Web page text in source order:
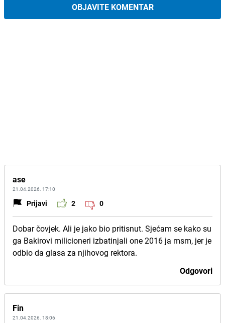
OBJAVITE KOMENTAR
ase
21.04.2026. 17:10
Prijavi 2 0
Dobar čovjek. Ali je jako bio pritisnut. Sjećam se kako su
ga Bakirovi milicioneri izbatinjali one 2016 ja msm, jer je
odbio da glasa za njihovog rektora.
Odgovori
Fin
21.04.2026. 18:06